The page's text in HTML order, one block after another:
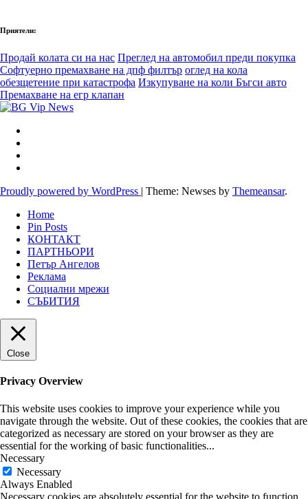
Приятели:
Продай колата си на нас Преглед на автомобил преди покупка
Софтуерно премахване на дпф филтър оглед на кола
обезщетение при катастрофа Изкупуване на коли Бъгси авто
Премахване на егр клапан
Proudly powered by WordPress | Theme: Newses by Themeansar.
Home
Pin Posts
КОНТАКТ
ПАРТНЬОРИ
Петър Ангелов
Реклама
Социални мрежи
СЪБИТИЯ
Close
Privacy Overview
This website uses cookies to improve your experience while you
navigate through the website. Out of these cookies, the cookies that are
categorized as necessary are stored on your browser as they are
essential for the working of basic functionalities...
Necessary
Necessary
Always Enabled
Necessary cookies are absolutely essential for the website to function